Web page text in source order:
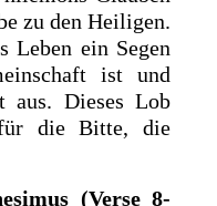
zu den Heiligen.
Leben ein Segen
ist und
aus. Dieses Lob
die Bitte, die
(Verse 8-